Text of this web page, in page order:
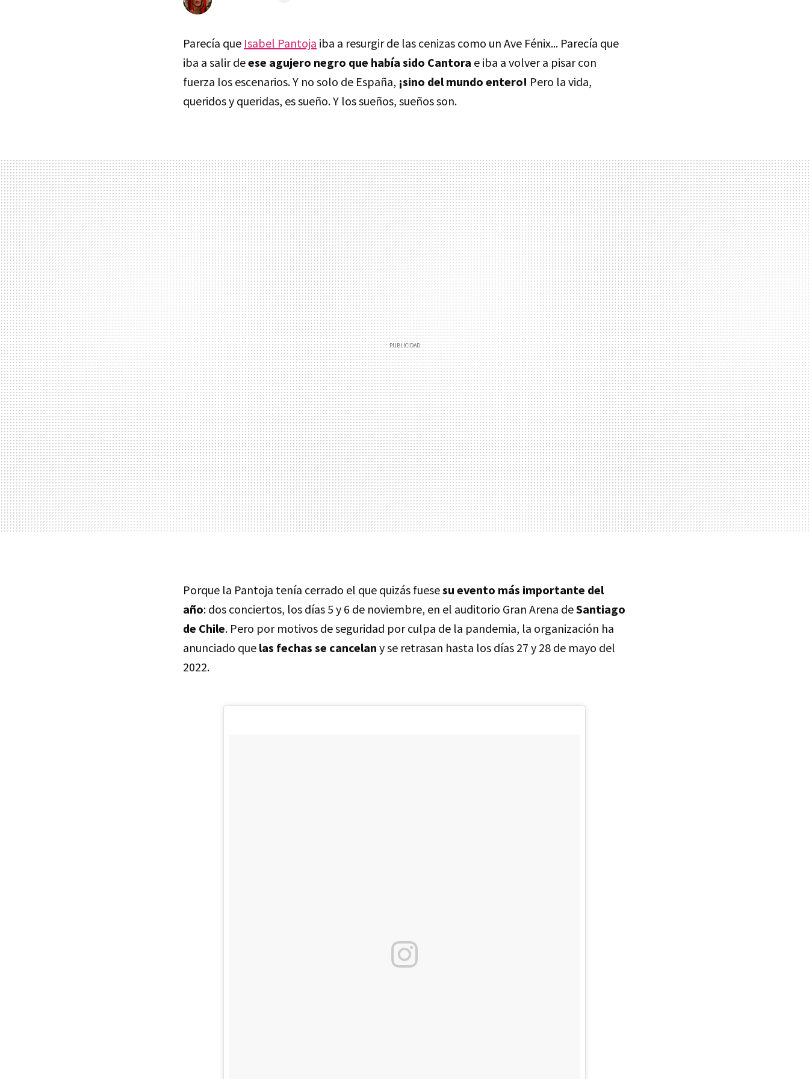
Parecía que Isabel Pantoja iba a resurgir de las cenizas como un Ave Fénix... Parecía que
iba a salir deese agujero negro que había sido Cantora e iba a volver a pisar con
fuerza los escenarios. Y no solo de España, ¡sino del mundo entero! Pero la vida,
queridos y queridas, es sueño. Y los sueños, sueños son.
Porque la Pantoja tenía cerrado el que quizás fuesesu evento más importante del
año: dos conciertos, los días 5 y 6 de noviembre, en el auditorio Gran Arena deSantiago
de Chile. Pero por motivos de seguridad por culpa de la pandemia, la organización ha
anunciado que las fechas se cancelan y se retrasan hasta los días 27 y 28 de mayo del
2022.